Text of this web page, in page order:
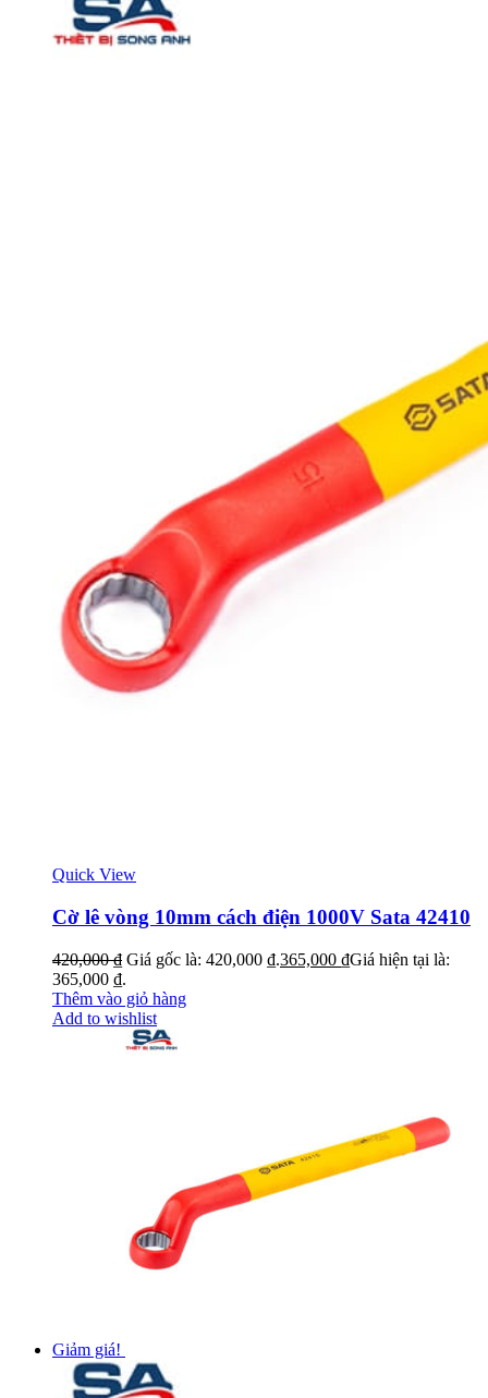
Quick View
Cờ lê vòng 10mm cách điện 1000V Sata 42410
420,000₫ Giá gốc là: 420,000 ₫.365,000 ₫Giá hiện tại là:
365,000 ₫.
Thêm vào giỏ hàng
Add to wishlist
Giảm giá!